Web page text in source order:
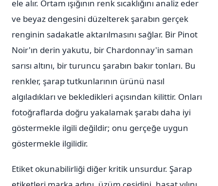
ele alır. Ortam ışığının renk sıcaklığını analiz eder
ve beyaz dengesini düzelterek şarabın gerçek
renginin sadakatle aktarılmasını sağlar. Bir Pinot
Noir'ın derin yakutu, bir Chardonnay'in saman
sarısı altını, bir turuncu şarabın bakır tonları. Bu
renkler, şarap tutkunlarının ürünü nasıl
algıladıkları ve bekledikleri açısından kilittir. Onları
fotoğraflarda doğru yakalamak şarabı daha iyi
göstermekle ilgili değildir; onu gerçeğe uygun
göstermekle ilgilidir.
Etiket okunabilirliği diğer kritik unsurdur. Şarap